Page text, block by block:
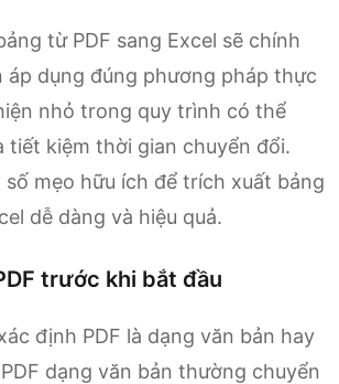
từ PDF sang Excel sẽ chính
áp dụng đúng phương pháp thực
nhỏ trong quy trình có thể
tiết kiệm thời gian chuyển đổi.
số mẹo hữu ích để trích xuất bảng
dễ dàng và hiệu quả.
trước khi bắt đầu
định PDF là dạng văn bản hay
dạng văn bản thường chuyển